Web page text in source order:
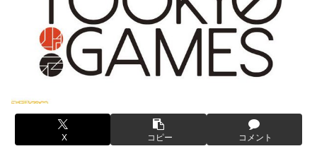
【画像】台湾とフランス、地震発生から6時間以内に設置し
た「避難所」がこちらｗｗｗｗ
【悲報】息子がみいちゃんのママ、限界を迎える「もう無
理。普通の家庭を築きたい。普通の子育てをしたい。」
ない方がいい」ﾄﾞﾝｯ！
【胸糞】Zクソガキ、おばあちゃんをいじめて炎上するｗｗ
ｗｗ
女性「レイプされました」検事「嘘では？」女性「傷ついた
ので訴えます」
【艦これ】イベントぼちぼち終わらせてる人増えてるけど、
終わったらみんな何してる？
【艦これ】けーかいじん 他
日本代表DF冨安健洋の英プレミア・クリスタルパレス加入
が正式決定 鎌田大地とチームメイトに
X コピー コメント